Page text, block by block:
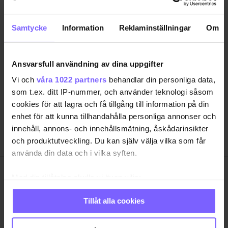
Samtycke Information Reklaminställningar Om
Ansvarsfull användning av dina uppgifter
Vi och våra 1022 partners behandlar din personliga data,
som t.ex. ditt IP-nummer, och använder teknologi såsom
cookies för att lagra och få tillgång till information på din
enhet för att kunna tillhandahålla personliga annonser och
innehåll, annons- och innehållsmätning, åskådarinsikter
och produktutveckling. Du kan själv välja vilka som får
använda din data och i vilka syften.
Samla in information om din geografiska plats
som kan ha en noggrannhet på upp till flera meter
Identifiera din enhet genom att aktivt skanna den
Tillåt alla cookies
SAMHÄLLE
QRUISER
SHOP
ANNONSERA
TIDNINGSARKIV
HÄR FINNS TIDNINGEN
INTEGRITETSPOLICY
QX Förlag AB är, sedan 1995, regnbågs-communityts
egen röst med månadstidningen QX och
nyhetstidningen qx.se som bevakar det samhälle vi
lever i och den kultur och de människor vi bryr oss